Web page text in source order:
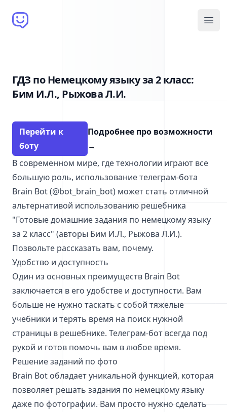
Brain Bot
ГДЗ по Немецкому языку за 2 класс:
Бим И.Л., Рыжова Л.И.
Перейти к
боту
Подробнее про возможности
→
В современном мире, где технологии играют все
большую роль, использование телеграм-бота
Brain Bot (@bot_brain_bot) может стать отличной
альтернативой использованию решебника
"Готовые домашние задания по немецкому языку
за 2 класс" (авторы Бим И.Л., Рыжова Л.И.).
Позвольте рассказать вам, почему.
Удобство и доступность
Один из основных преимуществ Brain Bot
заключается в его удобстве и доступности. Вам
больше не нужно таскать с собой тяжелые
учебники и терять время на поиск нужной
страницы в решебнике. Телеграм-бот всегда под
рукой и готов помочь вам в любое время.
Решение заданий по фото
Brain Bot обладает уникальной функцией, которая
позволяет решать задания по немецкому языку
даже по фотографии. Вам просто нужно сделать